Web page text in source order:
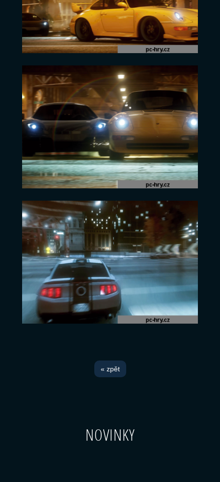
« zpět
NOVINKY